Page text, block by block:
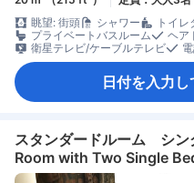
眺望: 街頭
シャワー トイレ
プライベートバスルーム
ヘア
衛星テレビ/ケーブルテレビ
日付を入力
スタンダードルーム シ
Room with Two Single